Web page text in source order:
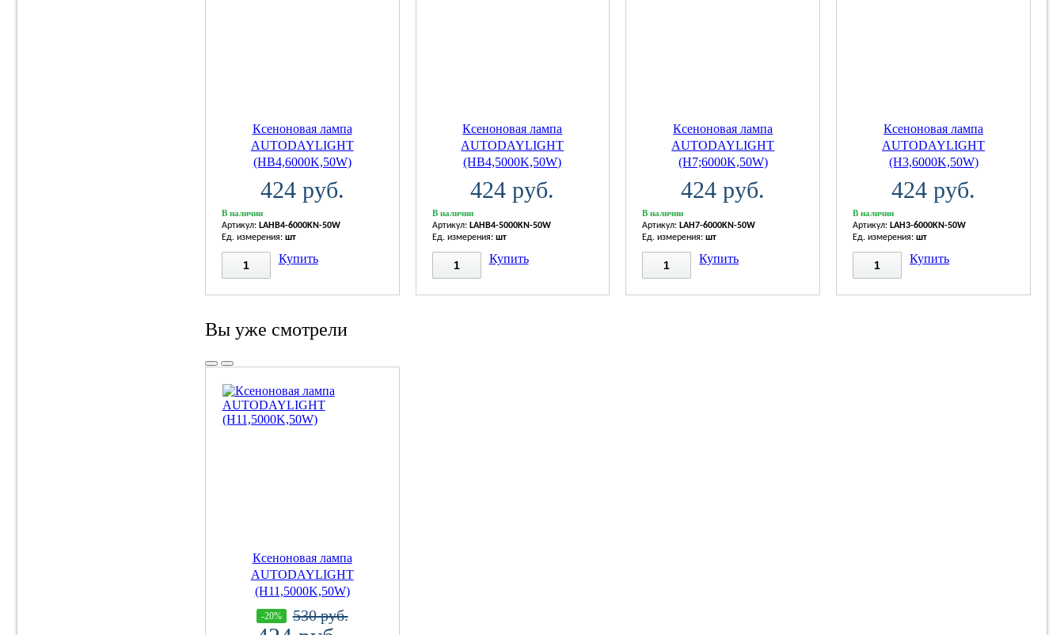
Ксеноновая лампа
AUTODAYLIGHT
(HB4,6000K,50W)
424 руб.
В наличии
Артикул: LAHB4-6000KN-50W
Ед. измерения: шт
Купить
Ксеноновая лампа
AUTODAYLIGHT
(HB4,5000K,50W)
424 руб.
В наличии
Артикул: LAHB4-5000KN-50W
Ед. измерения: шт
Купить
Ксеноновая лампа
AUTODAYLIGHT
(H7;6000K,50W)
424 руб.
В наличии
Артикул: LAH7-6000KN-50W
Ед. измерения:шт
Купить
Ксеноновая лампа
AUTODAYLIGHT
(H3,6000K,50W)
424 руб.
В наличии
Артикул: LAH3-6000KN-50W
Ед. измерения:шт
Купить
Вы уже смотрели
Ксеноновая лампа
AUTODAYLIGHT
(H11,5000K,50W)
-20% 530 руб.